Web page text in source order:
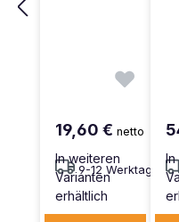
19,60 € netto
9-12 Werktage
In weiteren
Varianten
erhältlich